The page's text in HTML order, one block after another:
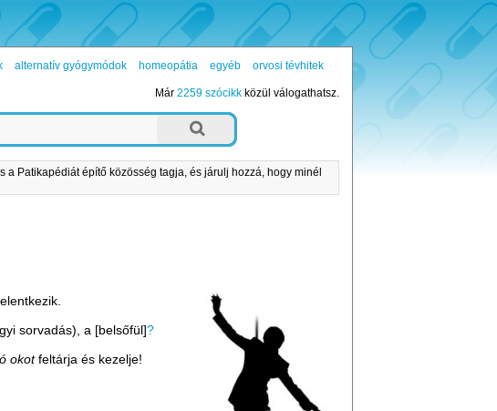
alternatív gyógymódok homeopátia egyéb
orvosi tévhitek
Már 2259 szócikkközül válogathatsz.
Patikapédiát építő közösség tagja, és járulj hozzá, hogy minél
sorvadás), a [belsőfül]?
okotfeltárja és kezelje!